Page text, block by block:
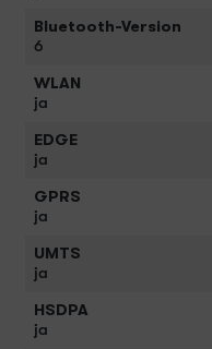
Bluetooth-Version
6
WLAN
ja
EDGE
ja
GPRS
ja
UMTS
ja
HSDPA
ja